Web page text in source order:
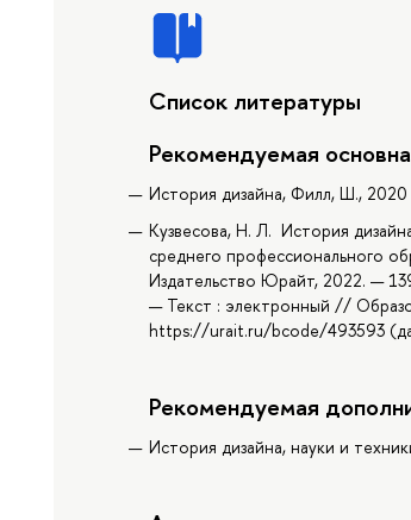
Список литературы
Рекомендуемая
История дизайна, Филл, Ш., 2020
Кузвесова, Н. Л. История
среднего профессионального
Издательство Юрайт, 2022. —
— Текст : электронный //
https://urait.ru/bcode/493593
Рекомендуемая
История дизайна, науки и